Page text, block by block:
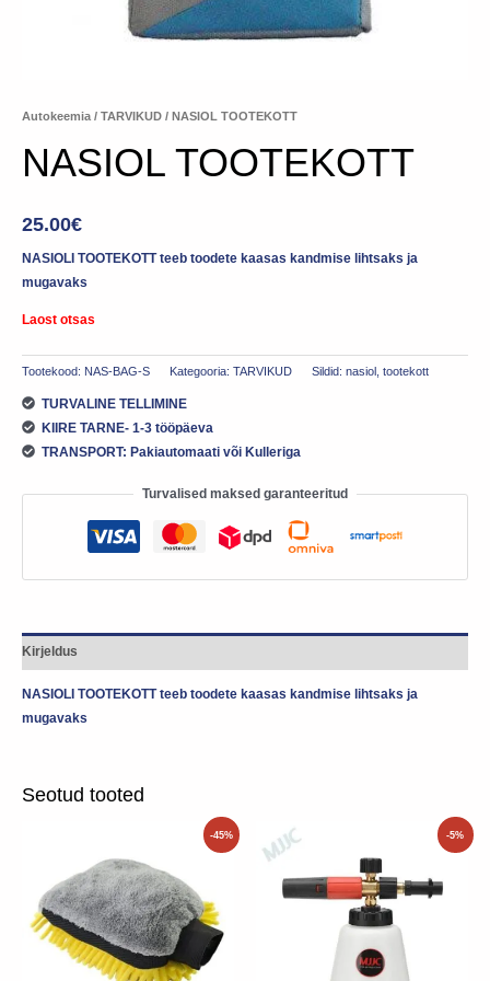
Autokeemia / TARVIKUD / NASIOL TOOTEKOTT
NASIOL TOOTEKOTT
25.00€
NASIOLI TOOTEKOTT teeb toodete kaasas kandmise lihtsaks ja
mugavaks
Laost otsas
Tootekood: NAS-BAG-S Kategooria: TARVIKUD Sildid: nasiol tootekott
TURVALINE TELLIMINE
KIIRE TARNE- 1-3 tööpäeva
TRANSPORT: Pakiautomaati või Kulleriga
Turvalised maksed garanteeritud
Kirjeldus
NASIOLI TOOTEKOTT teeb toodete kaasas kandmise lihtsaks ja
mugavaks
Seotud tooted
-45%
oli:
11.90€.
Praegune
hind
6.50€.
-5%
oli:
95.00€.
Praegune
hind
90.25€.